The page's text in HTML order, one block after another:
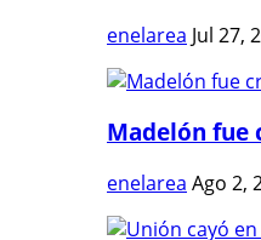
enelarea Jul 27,
Madelón fue
enelarea Ago 2,